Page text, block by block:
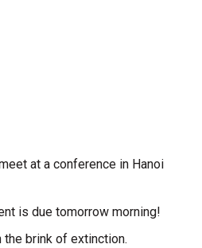
at a conference in Hanoi
is due tomorrow morning!
brink of extinction.